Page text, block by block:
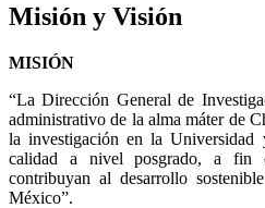
Misión y Visión
MISIÓN
“La Dirección General de
administrativo de la alma máter de
la investigación en la Universidad
calidad a nivel posgrado, a fin
contribuyan al desarrollo
México”.